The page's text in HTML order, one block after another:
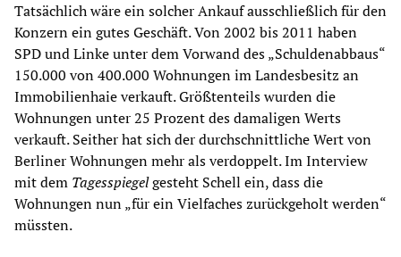
Tatsächlich wäre ein solcher Ankauf ausschließlich für den
Konzern ein gutes Geschäft. Von 2002 bis 2011 haben
SPD und Linke unter dem Vorwand des „Schuldenabbaus“
150.000 von 400.000 Wohnungen im Landesbesitz an
Immobilienhaie verkauft. Größtenteils wurden die
Wohnungen unter 25 Prozent des damaligen Werts
verkauft. Seither hat sich der durchschnittliche Wert von
Berliner Wohnungen mehr als verdoppelt. Im Interview
mit dem Tagesspiegelgesteht Schell ein, dass die
Wohnungen nun „für ein Vielfaches zurückgeholt werden“
müssten.